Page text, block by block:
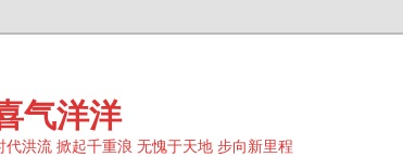
气洋洋
代洪流 掀起千重浪 无愧于天地 步向新里程